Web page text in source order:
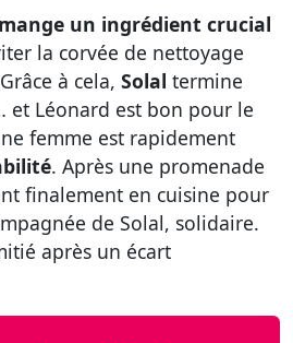
mange un ingrédient crucial
la corvée de nettoyage
à cela, Solal termine
et Léonard est bon pour le
femme est rapidement
. Après une promenade
finalement en cuisine pour
de Solal, solidaire.
après un écart